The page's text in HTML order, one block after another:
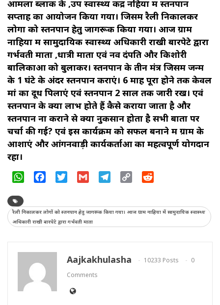
आमला ब्लाक के ,उप स्वास्थ्य केंद्र नहिया में स्तनपान
सप्ताह का आयोजन किया गया। जिसमें रैली निकालकर
लोगों को स्तनपान हेतु जागरूक किया गया। आज ग्राम
नाहिया में सामुदायिक स्वास्थ्य अधिकारी राखी बारपेटे द्वारा
गर्भवती माता ,धात्री माता एवं नव दंपति और किशोरी
बालिकाओं को बुलाकर। स्तनपान के तीन मंत्र जिसमें जन्म
के 1 घंटे के अंदर स्तनपान कराएं। 6 माह पूरा होने तक केवल
मां का दूध पिलाएं एवं स्तनपान 2 साल तक जारी रखें। एवं
स्तनपान के क्या लाभ होते हैं कैसे कराया जाता है और
स्तनपान ना कराने से क्या नुकसान होता है सभी बातों पर
चर्चा की गई? एवं इस कार्यक्रम को सफल बनाने में ग्राम के
आशाएं और आंगनवाड़ी कार्यकर्ताओं का महत्वपूर्ण योगदान
रहा।
WhatsAppFacebookTwitter Gmail Telegram
Copy
रैली निकालकर लोगों को स्तनपान हेतु जागरूक किया गया। आज ग्राम नाहिया में सामुदायिक स्वास्थ्य
अधिकारी राखी बारपेटे द्वारा गर्भवती माता
Aajkakhulasha 10233 Posts
0
Comments